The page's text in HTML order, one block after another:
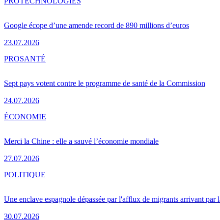
Google écope d’une amende record de 890 millions d’euros
23.07.2026
Sept pays votent contre le programme de santé de la Commission
24.07.2026
PROSANTÉ
Merci la Chine : elle a sauvé l’économie mondiale
27.07.2026
ÉCONOMIE
Une enclave espagnole dépassée par l'afflux de migrants arrivant par
30.07.2026
POLITIQUE